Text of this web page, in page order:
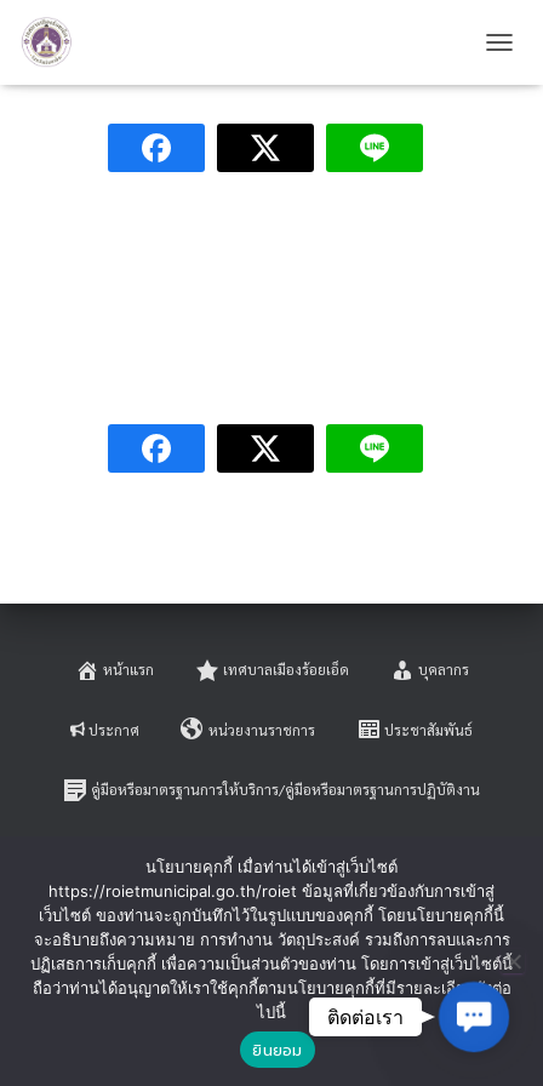
ดัชนีประจำแฟ้ม มาตรา 9
หน้าแรก เทศบาลเมืองร้อยเอ็ด บุคลากร
ประกาศ หน่วยงานราชการ ประชาสัมพันธ์
คู่มือหรือมาตรฐานการให้บริการ/คู่มือหรือมาตรฐานการปฏิบัติงาน
หลักเกณฑ์การบริหารและพัฒนาทรัพยากรบุคคล
ร้องเรียนการทุจริตและประพฤติมิชอบ ร้องทุกข์-ร้องเรียน
Hestia | Developed by ThemeIsle
นโยบายคุกกี้ เมื่อท่านได้เข้าสู่เว็บไซต์
https://roietmunicipal.go.th/roiet ข้อมูลที่เกี่ยวข้องกับการเข้าสู่
เว็บไซต์ ของท่านจะถูกบันทึกไว้ในรูปแบบของคุกกี้ โดยนโยบายคุกกี้นี้
จะอธิบายถึงความหมาย การทำงาน วัตถุประสงค์ รวมถึงการลบและการ
ปฏิเสธการเก็บคุกกี้ เพื่อความเป็นส่วนตัวของท่าน โดยการเข้าสู่เว็บไซต์นี้
ถือว่าท่านได้อนุญาตให้เราใช้คุกกี้ตามนโยบายคุกกี้ที่มีรายละเอียดดังต่อ
ไปนี้
ยินยอม
ติดต่อเรา